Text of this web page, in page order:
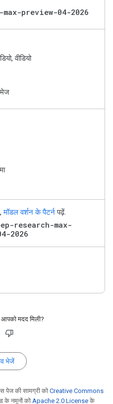
preview-04-2026
वीडियो
मॉडल वर्शन के पैटर्नपढ़ें.
research-max-
2026
मदद मिली?
भेजें
पेज की सामग्री को Creative Commons
के नमूनों को Apache 2.0 License के